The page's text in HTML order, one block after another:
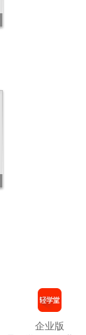
企业版